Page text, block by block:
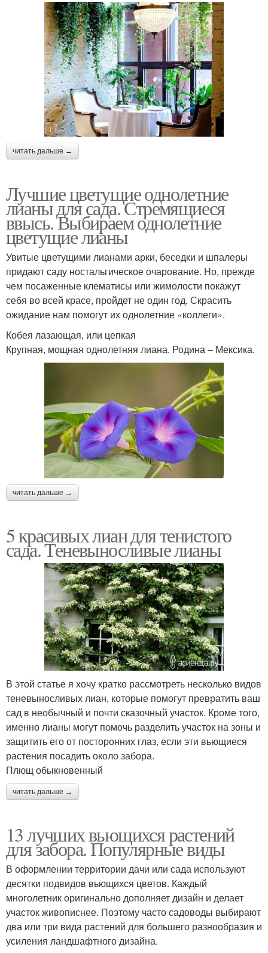
читать дальше →
Лучшие цветущие однолетние
лианы для сада. Стремящиеся
ввысь. Выбираем однолетние
цветущие лианы
Увитые цветущими лианами арки, беседки и шпалеры
придают саду ностальгическое очарование. Но, прежде
чем посаженные клематисы или жимолости покажут
себя во всей красе, пройдет не один год. Скрасить
ожидание нам помогут их однолетние «коллеги».
Кобея лазающая, или цепкая
Крупная, мощная однолетняя лиана. Родина – Мексика.
читать дальше →
5 красивых лиан для тенистого
сада. Теневыносливые лианы
В этой статье я хочу кратко рассмотреть несколько видов
теневыносливых лиан, которые помогут превратить ваш
сад в необычный и почти сказочный участок. Кроме того,
именно лианы могут помочь разделить участок на зоны и
защитить его от посторонних глаз, если эти вьющиеся
растения посадить около забора.
Плющ обыкновенный
читать дальше →
13 лучших вьющихся растений
для забора. Популярные виды
В оформлении территории дачи или сада используют
десятки подвидов вьющихся цветов. Каждый
многолетник оригинально дополняет дизайн и делает
участок живописнее. Поэтому часто садоводы выбирают
два или три вида растений для большего разнообразия и
усиления ландшафтного дизайна.